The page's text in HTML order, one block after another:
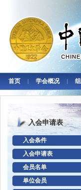
首页 | 学会概况 |
入会申请表
入会条件
入会申请表
会员名单
单位会员